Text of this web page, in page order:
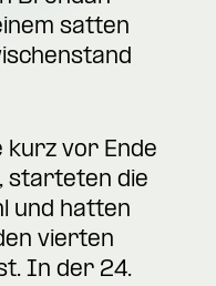
satten
vor Ende
starteten die
und hatten
vierten
In der 24.